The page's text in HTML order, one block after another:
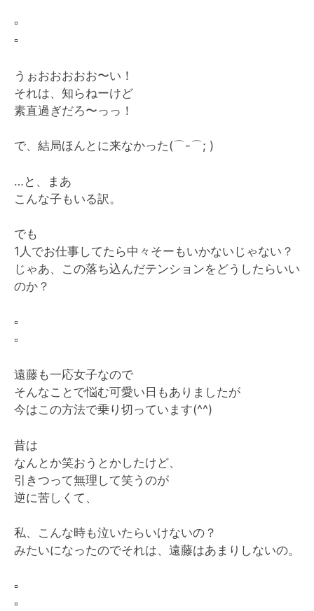
▫️
▫️
うぉおおおおお〜い！
それは、知らねーけど
素直過ぎだろ〜っっ！
で、結局ほんとに来なかった(⌒-⌒; )
…と、まあ
こんな子もいる訳。
でも
1人でお仕事してたら中々そーもいかないじゃない？
じゃあ、この落ち込んだテンションをどうしたらいい
のか？
▫️
▫️
遠藤も一応女子なので
そんなことで悩む可愛い日もありましたが
今はこの方法で乗り切っています(^^)
昔は
なんとか笑おうとかしたけど、
引きつって無理して笑うのが
逆に苦しくて、
私、こんな時も泣いたらいけないの？
みたいになったのでそれは、遠藤はあまりしないの。
▫️
▫️